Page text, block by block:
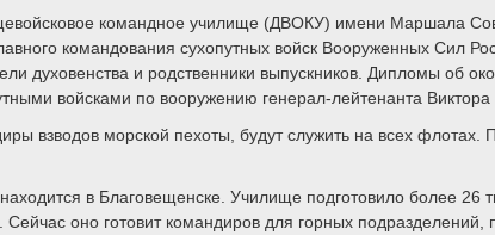
командное училище (ДВОКУ) имени Маршала
командования сухопутных войск Вооруженных Сил
духовенства и родственники выпускников. Дипломы об
войсками по вооружению генерал-лейтенанта Виктора
взводов морской пехоты, будут служить на всех
в Благовещенске. Училище подготовило более
оно готовит командиров для горных